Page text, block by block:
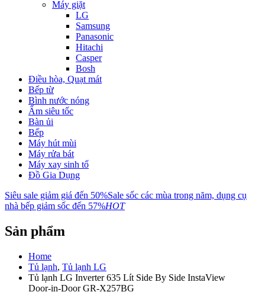
Máy giặt
LG
Samsung
Panasonic
Hitachi
Casper
Bosh
Điều hòa, Quạt mát
Bếp từ
Bình nước nóng
Ấm siêu tốc
Bàn ủi
Bếp
Máy hút mùi
Máy rửa bát
Máy xay sinh tố
Đồ Gia Dụng
Siêu sale giảm giá đến 50%Sale sốc các mùa trong năm, dụng cụ
nhà bếp giảm sốc đến 57%HOT
Sản phẩm
Home
Tủ lạnh, Tủ lạnh LG
Tủ lạnh LG Inverter 635 Lít Side By Side InstaView
Door-in-Door GR-X257BG